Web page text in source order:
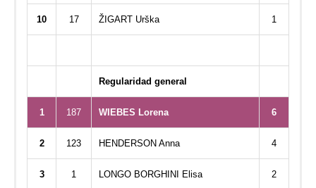
10 17 ŽIGART Urška 1
Regularidad general
1 187 WIEBES Lorena 6
2 123 HENDERSON Anna 4
3 1 LONGO BORGHINI Elisa 2